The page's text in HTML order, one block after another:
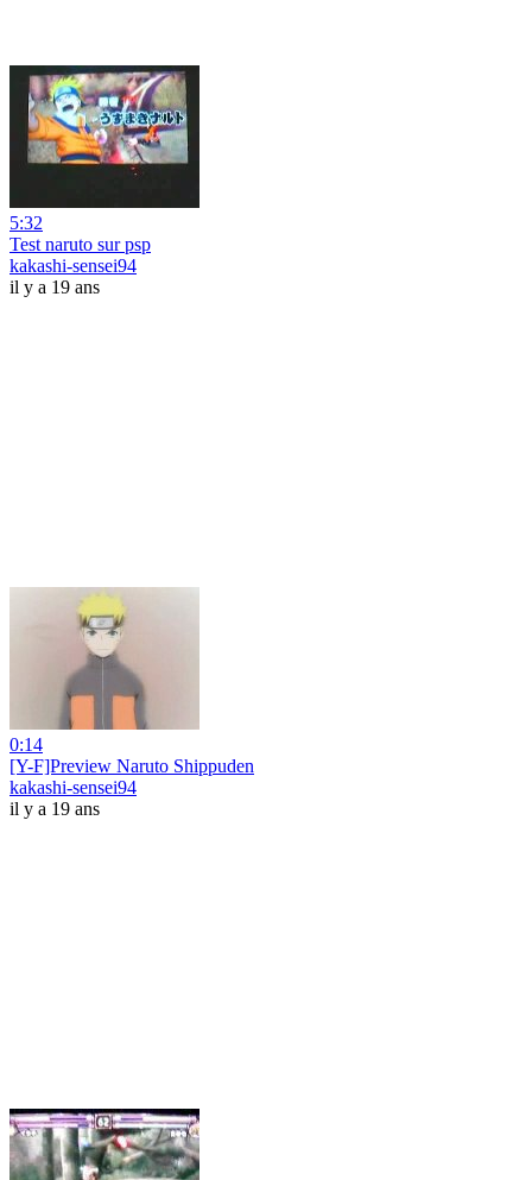
5:32
Test naruto sur psp
kakashi-sensei94
il y a 19 ans
0:14
[Y-F]Preview Naruto Shippuden
kakashi-sensei94
il y a 19 ans